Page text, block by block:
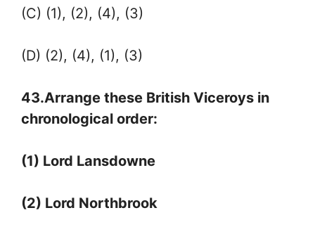
(C) (1), (2), (4), (3)
(D) (2), (4), (1), (3)
43.Arrange these British Viceroys in
chronological order:
(1) Lord Lansdowne
(2) Lord Northbrook